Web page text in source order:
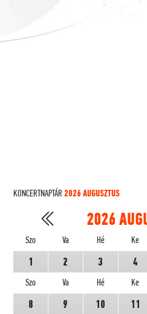
KONCERTNAPTÁR2026 AUGUSZTUS
2026
Szo
1
Va
2
Hé
3
Ke
4
Szo
8
Va
9
Hé
10
Ke
11